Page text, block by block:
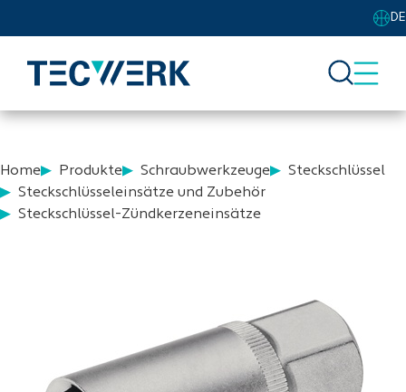
DE
Home Produkte Schraubwerkzeuge
Steckschlüssel
Steckschlüsseleinsätze und Zubehör
Steckschlüssel-Zündkerzeneinsätze